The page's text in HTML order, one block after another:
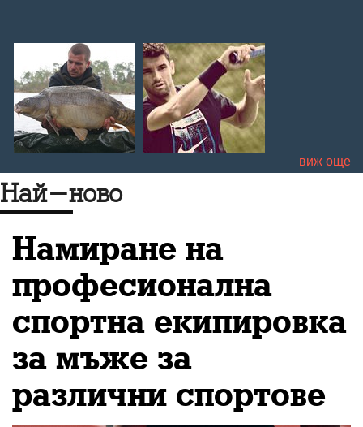
риболов и как той може
да се превърне в
съвсем работещ
туризъм
виж още
Най-ново
Намиране на
професионална
спортна екипировка
за мъже за
различни спортове